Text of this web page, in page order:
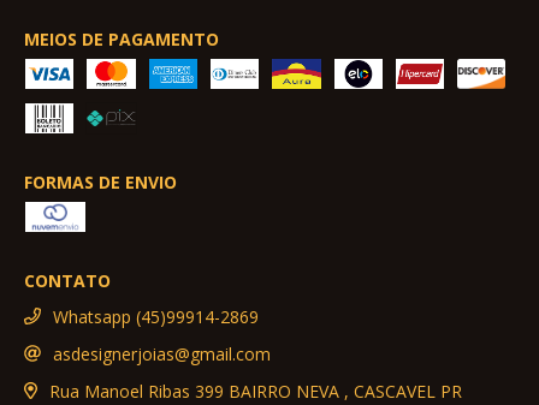
MEIOS DE PAGAMENTO
FORMAS DE ENVIO
CONTATO
Whatsapp (45)99914-2869
asdesignerjoias@gmail.com
Rua Manoel Ribas 399 BAIRRO NEVA , CASCAVEL PR